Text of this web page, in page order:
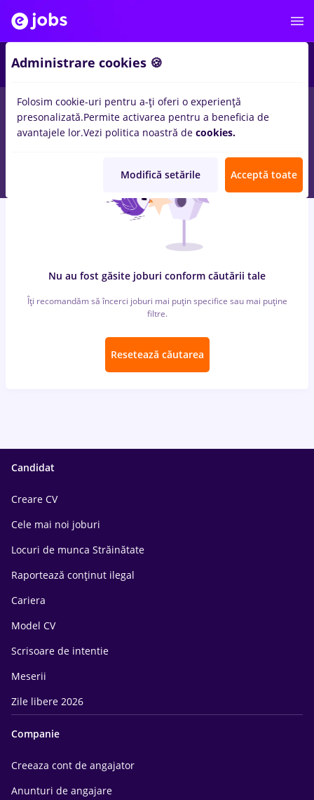
locuri de muncahr junior, Part time pentruStudent
Transport / Distributie, IT / Telecom
Nu au fost găsite joburi conform căutării tale
Îți recomandăm să încerci joburi mai puțin specifice sau mai puține
filtre.
Resetează căutarea
Candidat
Creare CV
Cele mai noi joburi
Locuri de munca Străinătate
Raportează conținut ilegal
Cariera
Model CV
Scrisoare de intentie
Meserii
Zile libere 2026
Companie
Creeaza cont de angajator
Anunturi de angajare
Administrare cookies 🍪
Folosim cookie-uri pentru a-ți oferi o experiență
presonalizată.Permite activarea pentru a beneficia de
avantajele lor.Vezi politica noastră de cookies.
Modifică setările Acceptă toate